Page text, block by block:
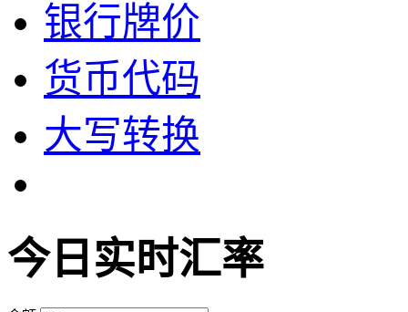
银行牌价
货币代码
大写转换
今日实时汇率